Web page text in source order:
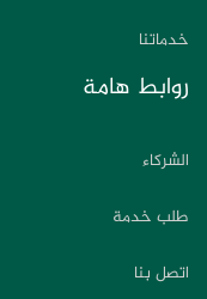
خدماتنا
روابط هامة
الشركاء
طلب خدمة
اتصل بنا